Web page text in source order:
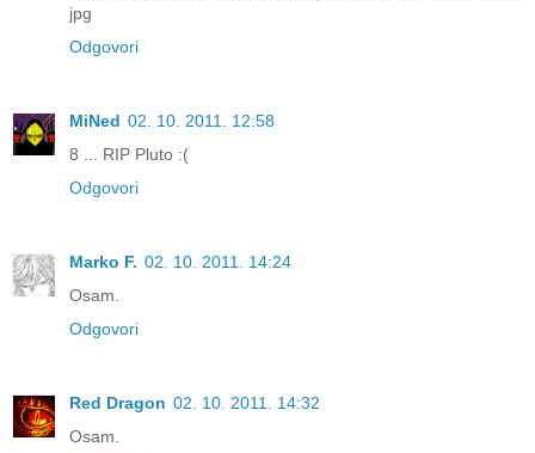
jpg
Odgovori
MiNed 02. 10. 2011. 12:58
8 ... RIP Pluto :(
Odgovori
Marko F. 02. 10. 2011. 14:24
Osam.
Odgovori
Red Dragon 02. 10. 2011. 14:32
Osam.